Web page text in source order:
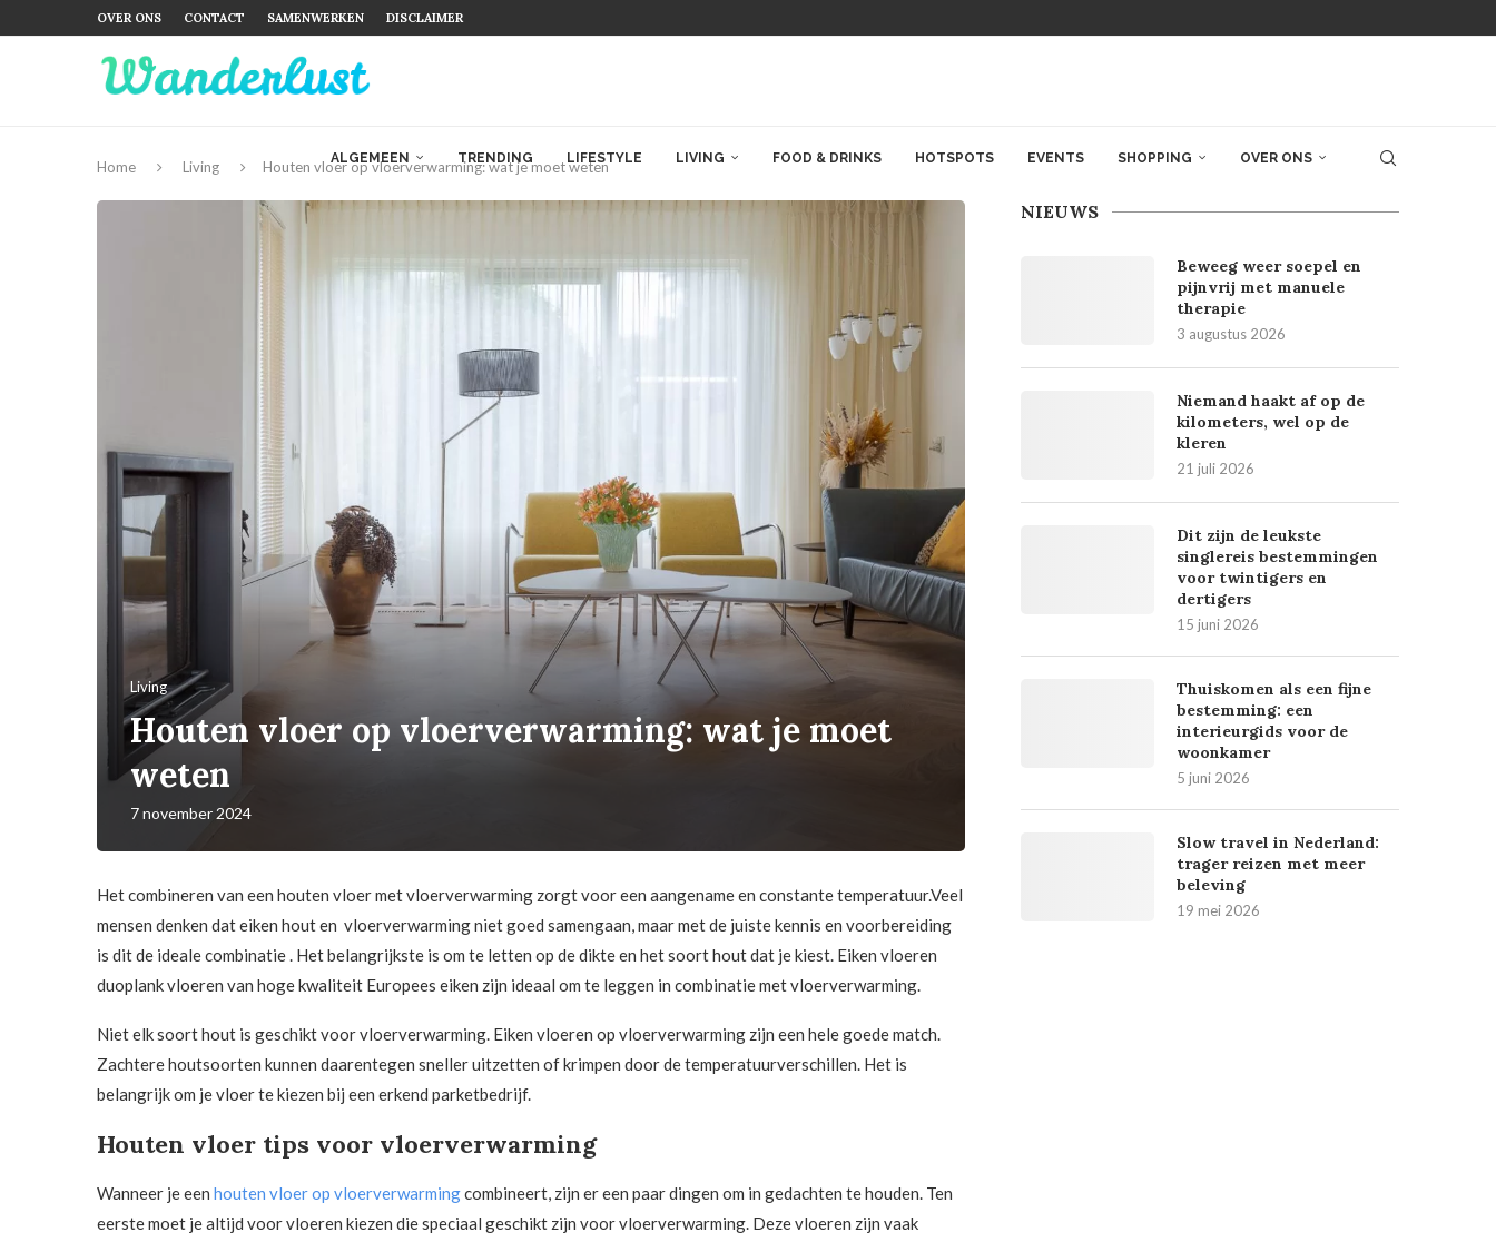
OVER ONS CONTACT SAMENWERKEN DISCLAIMER
ALGEMEEN TRENDING LIFESTYLE LIVING FOOD & DRINKS HOTSPOTS EVENTS SHOPPING OVER ONS
Home Living Houten vloer op vloerverwarming: wat je moet weten
Living
Houten vloer op vloerverwarming: wat je moet
weten
7 november 2024
Het combineren van een houten vloer met vloerverwarming zorgt voor een aangename en constante temperatuur.Veel
mensen denken dat eiken hout en vloerverwarming niet goed samengaan, maar met de juiste kennis en voorbereiding
is dit de ideale combinatie . Het belangrijkste is om te letten op de dikte en het soort hout dat je kiest. Eiken vloeren
duoplank vloeren van hoge kwaliteit Europees eiken zijn ideaal om te leggen in combinatie met vloerverwarming.
Niet elk soort hout is geschikt voor vloerverwarming. Eiken vloeren op vloerverwarming zijn een hele goede match.
Zachtere houtsoorten kunnen daarentegen sneller uitzetten of krimpen door de temperatuurverschillen. Het is
belangrijk om je vloer te kiezen bij een erkend parketbedrijf.
Houten vloer tips voor vloerverwarming
Wanneer je een houten vloer op vloerverwarmingcombineert, zijn er een paar dingen om in gedachten te houden. Ten
eerste moet je altijd voor vloeren kiezen die speciaal geschikt zijn voor vloerverwarming. Deze vloeren zijn vaak
NIEUWS
Beweeg weer soepel en
pijnvrij met manuele
therapie
3 augustus 2026
Niemand haakt af op de
kilometers, wel op de
kleren
21 juli 2026
Dit zijn de leukste
singlereis bestemmingen
voor twintigers en
dertigers
15 juni 2026
Thuiskomen als een fijne
bestemming: een
interieurgids voor de
woonkamer
5 juni 2026
Slow travel in Nederland:
trager reizen met meer
beleving
19 mei 2026